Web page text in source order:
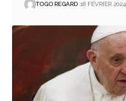
TOGO REGARD 18 FÉVRIER 2024